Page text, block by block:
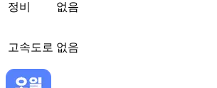
정비 없음
고속도로 없음